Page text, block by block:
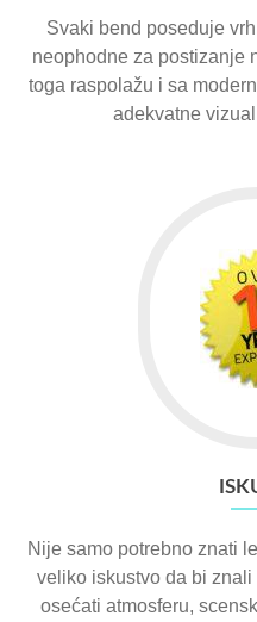
Svaki bend poseduje
neophodne za postizanje
toga raspolažu i sa
adekvatne
Nije samo potrebno znati
veliko iskustvo da bi
osećati atmosferu,